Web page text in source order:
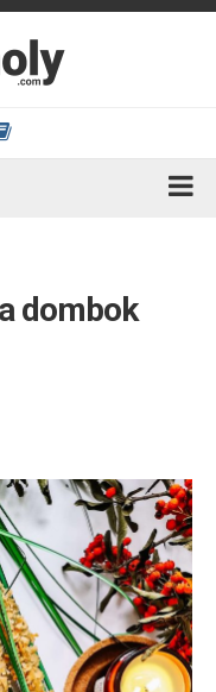
dombok